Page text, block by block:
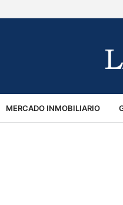
MERCADO INMOBILIARIO